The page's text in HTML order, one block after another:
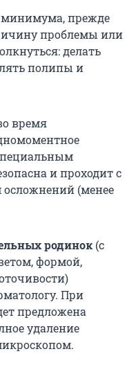
минимума, прежде
проблемы или
делать
полипы и
время
и проходит с
(менее
родинок (с
формой,
При
предложена
удаление